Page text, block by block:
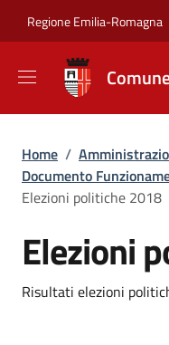
Regione Emilia-Romagna
Briciole di
Home /
Documento
Elezioni politiche 2018
Elezioni
Dettagli
Risultati elezioni